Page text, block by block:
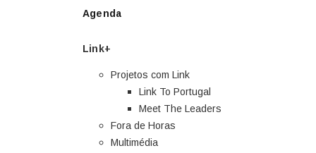
Agenda
Link+
Projetos com Link
Link To Portugal
Meet The Leaders
Fora de Horas
Multimédia